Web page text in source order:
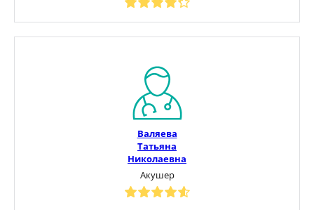
Валяева
Татьяна
Николаевна
Акушер